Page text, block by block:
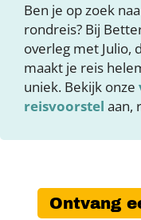
Ben je op zoek
rondreis? Bij
overleg met Julio,
maakt je reis
uniek. Bekijk onze
reisvoorstel aan,
Ontvang